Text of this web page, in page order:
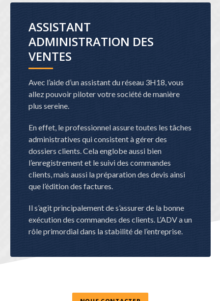
ASSISTANT
ADMINISTRATION DES
VENTES
Avec l’aide d’un assistantdu réseau 3H18, vous
allez pouvoir piloter votre société de manière
plus sereine.
En effet, le professionnel assure toutes les tâches
administratives qui consistent à gérer des
dossiers clients. Cela englobe aussi bien
l’enregistrement et le suivi des commandes
clients, mais aussi la préparation des devis ainsi
que l’édition des factures.
Il s’agit principalement de s’assurer de la bonne
exécution des commandes des clients. L’ADV a un
rôle primordial dans la stabilité de l’entreprise.